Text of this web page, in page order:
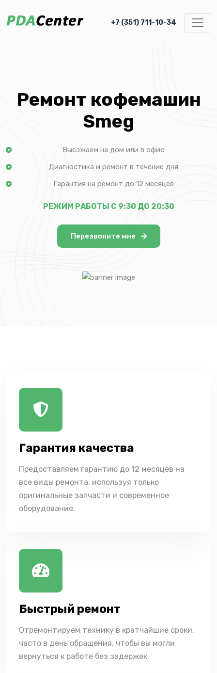
+7 (351) 711-10-34
Ремонт кофемашин
Smeg
Выезжаем на дом или в офис
Диагностика и ремонт в течение дня
Гарантия на ремонт до 12 месяцев
РЕЖИМ РАБОТЫ С 9:30 ДО 20:30
Перезвоните мне
Гарантия качества
Предоставляем гарантию до 12 месяцев на
все виды ремонта, используя только
оригинальные запчасти и современное
оборудование.
Быстрый ремонт
Отремонтируем технику в кратчайшие сроки,
часто в день обращения, чтобы вы могли
вернуться к работе без задержек.